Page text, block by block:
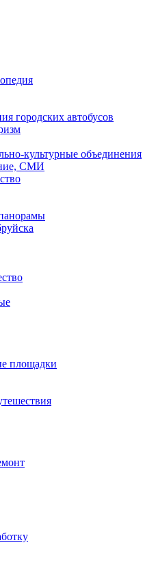
городских автобусов
культурные объединения
СМИ
площадки